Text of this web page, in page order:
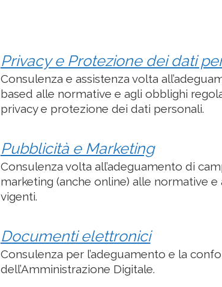
Privacy e Protezione dei dati
Consulenza e assistenza volta
based alle normative e agli obblighi
privacy e protezione dei dati personali.
Pubblicità e Marketing
Consulenza volta all’adeguamento di
marketing (anche online) alle normative
vigenti.
Documenti elettronici
Consulenza per l’adeguamento e la
dell’Amministrazione Digitale.